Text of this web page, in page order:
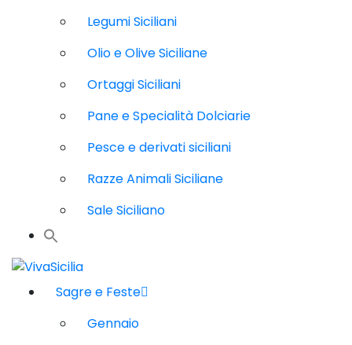
Legumi Siciliani
Olio e Olive Siciliane
Ortaggi Siciliani
Pane e Specialità Dolciarie
Pesce e derivati siciliani
Razze Animali Siciliane
Sale Siciliano
Sagre e Feste
Gennaio